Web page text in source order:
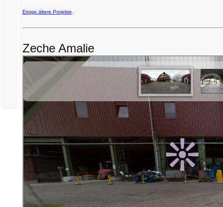
Einige ältere Projekte
Zeche Amalie